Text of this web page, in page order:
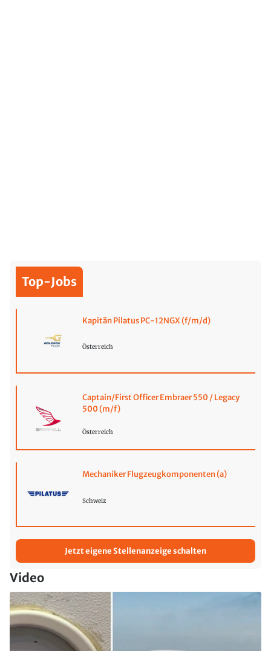
Top-Jobs
Kapitän Pilatus PC-12NGX (f/m/d)
Österreich
Captain/First Officer Embraer 550 / Legacy
500 (m/f)
Österreich
Mechaniker Flugzeugkomponenten (a)
Schweiz
Jetzt eigene Stellenanzeige schalten
Video